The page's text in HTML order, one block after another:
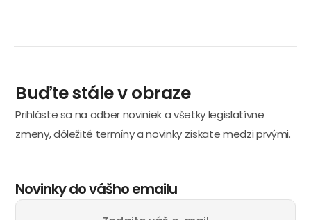
Buďte stále v obraze
Prihláste sa na odber noviniek a všetky legislatívne
zmeny, dôležité termíny a novinky získate medzi prvými.
Novinky do vášho emailu